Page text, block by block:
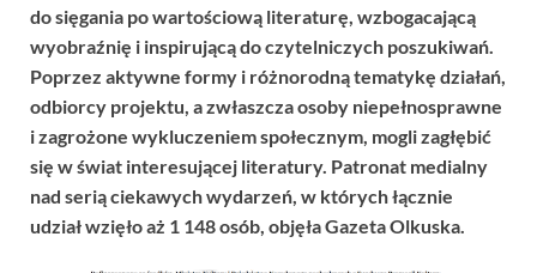
do sięgania po wartościową literaturę, wzbogacającą
wyobraźnię i inspirującą do czytelniczych poszukiwań.
Poprzez aktywne formy i różnorodną tematykę działań,
odbiorcy projektu, a zwłaszcza osoby niepełnosprawne
i zagrożone wykluczeniem społecznym, mogli zagłębić
się w świat interesującej literatury. Patronat medialny
nad serią ciekawych wydarzeń, w których łącznie
udział wzięło aż 1 148 osób, objęła Gazeta Olkuska.